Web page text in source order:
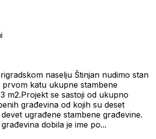
naselju Štinjan nudimo stan
katu ukupne stambene
m2.Projekt se sastoji od ukupno
građevina od kojih su deset
ugrađene stambene građevine.
dobila je ime po...